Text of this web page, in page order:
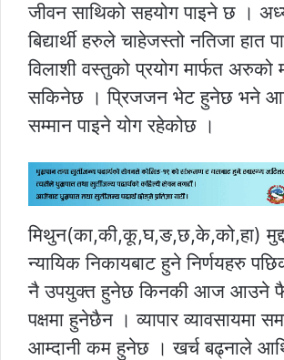
जीवन साथिको सहयोग पाइने छ ।
बिद्यार्थी हरुले चाहेजस्तो नतिजा हात
विलाशी वस्तुको प्रयोग मार्फत अरुको
सकिनेछ । प्रिजजन भेट हुनेछ भने
सम्मान पाइने योग रहेकोछ ।
मिथुन(का,की,कू,घ,ङ,छ,के,को,हा)
न्यायिक निकायबाट हुने निर्णयहरु
नै उपयुक्त हुनेछ किनकी आज आउने
पक्षमा हुनेछैन । व्यापार व्यावसायमा
आम्दानी कम हुनेछ । खर्च बढ्नाले